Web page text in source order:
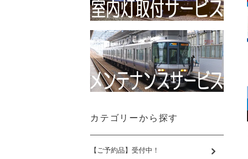
カテゴリーから探す
【ご予約品】受付中！